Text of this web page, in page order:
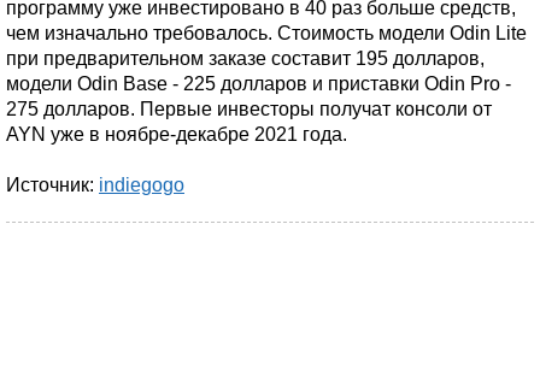
программу уже инвестировано в 40 раз больше средств,
чем изначально требовалось. Стоимость модели Odin Lite
при предварительном заказе составит 195 долларов,
модели Odin Base - 225 долларов и приставки Odin Pro -
275 долларов. Первые инвесторы получат консоли от
AYN уже в ноябре-декабре 2021 года.
Источник: indiegogo